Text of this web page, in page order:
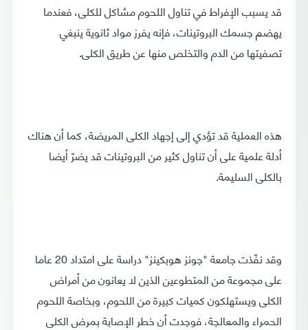
قد يسبب الإفراط في تناول اللحوم مشاكل للكلى، فعندما
يهضم جسمك البروتينات، فإنه يفرز مواد ثانوية ينبغي
تصفيتها من الدم والتخلص منها عن طريق الكلى.
هذه العملية قد تؤدي إلى إجهاد الكلى المريضة، كما أن هناك
أدلة علمية على أن تناول كثير من البروتينات قد يضرّ أيضا
بالكلى السليمة.
وقد نفّذت جامعة "جونز هوبكينز" دراسة على امتداد 20 عاما
على مجموعة من المتطوعين الذين لا يعانون من أمراض
الكلى ويستهلكون كميات كبيرة من اللحوم، وبخاصة اللحوم
الحمراء والمعالجة، فوجدت أن خطر الإصابة بمرض الكلى